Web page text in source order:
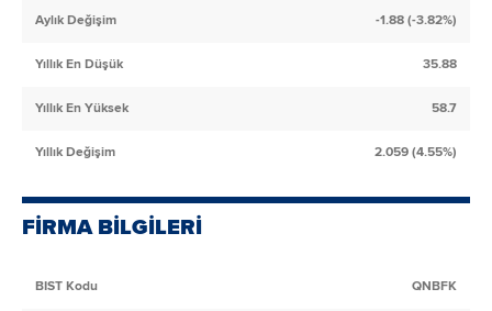
Aylık Değişim -1.88 (-3.82%)
Yıllık En Düşük 35.88
Yıllık En Yüksek 58.7
Yıllık Değişim 2.059 (4.55%)
FİRMA BİLGİLERİ
BIST Kodu QNBFK